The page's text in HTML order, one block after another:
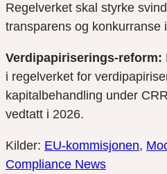
Regelverket skal styrke
transparens og konkurranse
Verdipapiriserings-reform:
i regelverket for
kapitalbehandling under
vedtatt i 2026.
Kilder: EU-kommisjonen,
Compliance News